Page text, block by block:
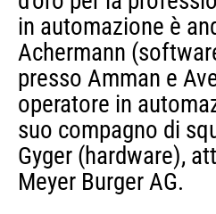
in automazione è
Achermann
presso Amman e
operatore in
suo compagno di
Gyger (hardware),
Meyer Burger AG.